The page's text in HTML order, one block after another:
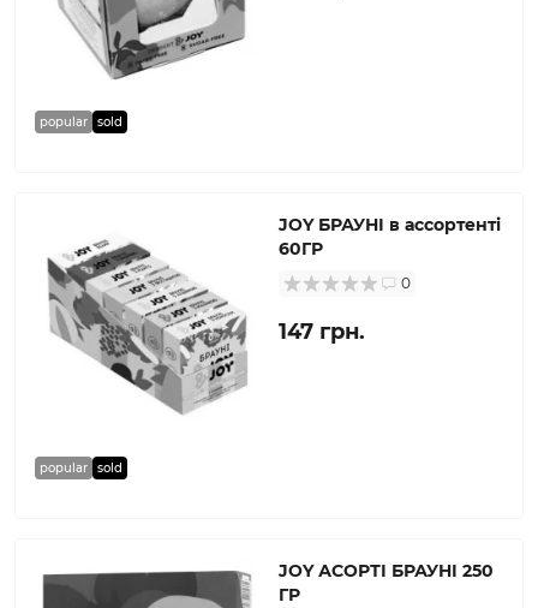
popular sold
popular sold
JOY БРАУНІ в ассортенті
60ГР
0
147 грн.
JOY АСОРТІ БРАУНІ 250
ГР